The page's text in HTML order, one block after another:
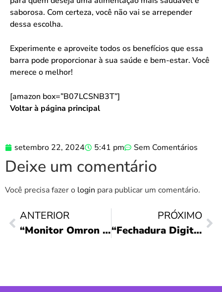
saborosa. Com certeza, você não vai se arrepender
dessa escolha.
Experimente e aproveite todos os benefícios que essa
barra pode proporcionar à sua saúde e bem-estar. Você
merece o melhor!
[amazon box=”B07LCSNB3T”]
Voltar à página principal
setembro 22, 2024 5:41 pm Sem Comentários
Deixe um comentário
Você precisa fazer o login para publicar um comentário.
ANTERIOR
“Monitor Omron Elite+: A Saúde em Suas Mãos”
PRÓXIMO
“Fechadura Digital Elsys: Segurança e Praticidade”